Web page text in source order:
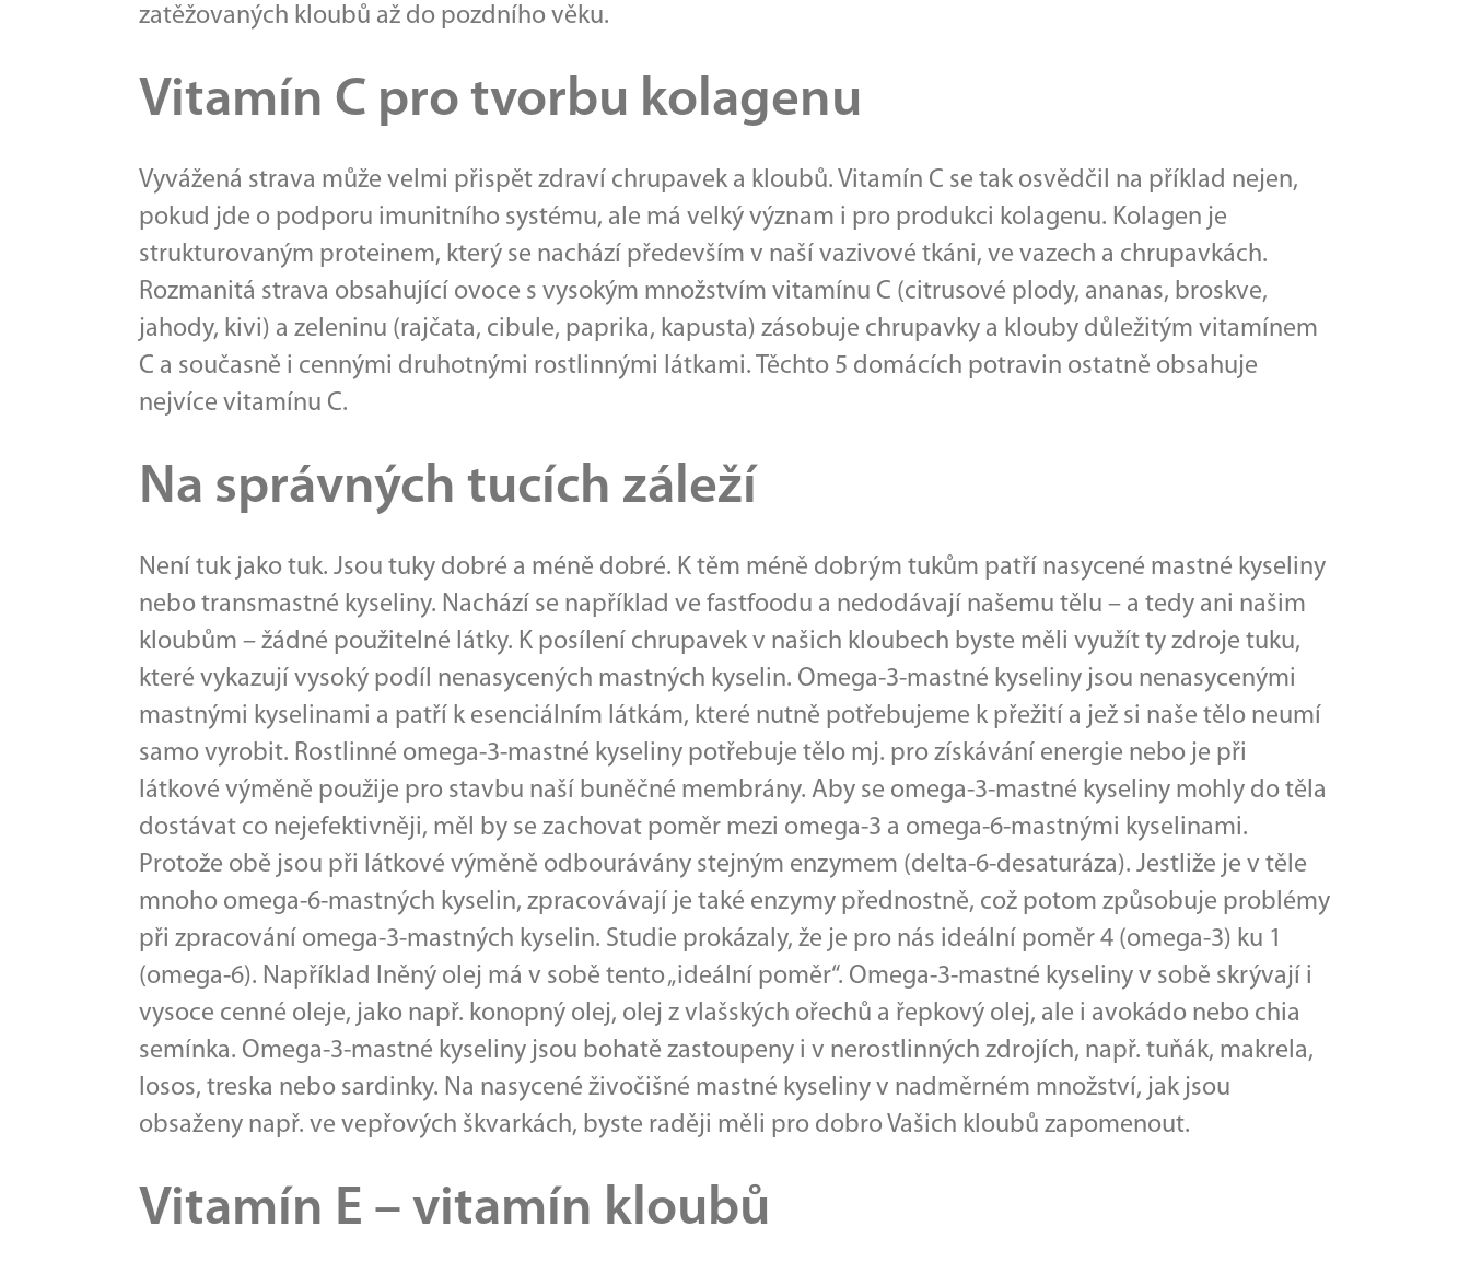
zatěžovaných kloubů až do pozdního věku.
Vitamín C pro tvorbu kolagenu
Vyvážená strava může velmi přispět zdraví chrupavek a kloubů. Vitamín C se tak osvědčil na příklad nejen,
pokud jde o podporu imunitního systému, ale má velký význam i pro produkci kolagenu. Kolagen je
strukturovaným proteinem, který se nachází především v naší vazivové tkáni, ve vazech a chrupavkách.
Rozmanitá strava obsahující ovoce s vysokým množstvím vitamínu C (citrusové plody, ananas, broskve,
jahody, kivi) a zeleninu (rajčata, cibule, paprika, kapusta) zásobuje chrupavky a klouby důležitým vitamínem
C a současně i cennými druhotnými rostlinnými látkami. Těchto 5 domácích potravin ostatně obsahuje
nejvíce vitamínu C.
Na správných tucích záleží
Není tuk jako tuk. Jsou tuky dobré a méně dobré. K těm méně dobrým tukům patří nasycené mastné kyseliny
nebo transmastné kyseliny. Nachází se například ve fastfoodu a nedodávají našemu tělu – a tedy ani našim
kloubům – žádné použitelné látky. K posílení chrupavek v našich kloubech byste měli využít ty zdroje tuku,
které vykazují vysoký podíl nenasycených mastných kyselin. Omega-3-mastné kyseliny jsou nenasycenými
mastnými kyselinami a patří k esenciálním látkám, které nutně potřebujeme k přežití a jež si naše tělo neumí
samo vyrobit. Rostlinné omega-3-mastné kyseliny potřebuje tělo mj. pro získávání energie nebo je při
látkové výměně použije pro stavbu naší buněčné membrány. Aby se omega-3-mastné kyseliny mohly do těla
dostávat co nejefektivněji, měl by se zachovat poměr mezi omega-3 a omega-6-mastnými kyselinami.
Protože obě jsou při látkové výměně odbourávány stejným enzymem (delta-6-desaturáza). Jestliže je v těle
mnoho omega-6-mastných kyselin, zpracovávají je také enzymy přednostně, což potom způsobuje problémy
při zpracování omega-3-mastných kyselin. Studie prokázaly, že je pro nás ideální poměr 4 (omega-3) ku 1
(omega-6). Například lněný olej má v sobě tento „ideální poměr“. Omega-3-mastné kyseliny v sobě skrývají i
vysoce cenné oleje, jako např. konopný olej, olej z vlašských ořechů a řepkový olej, ale i avokádo nebo chia
semínka. Omega-3-mastné kyseliny jsou bohatě zastoupeny i v nerostlinných zdrojích, např. tuňák, makrela,
losos, treska nebo sardinky. Na nasycené živočišné mastné kyseliny v nadměrném množství, jak jsou
obsaženy např. ve vepřových škvarkách, byste raději měli pro dobro Vašich kloubů zapomenout.
Vitamín E – vitamín kloubů